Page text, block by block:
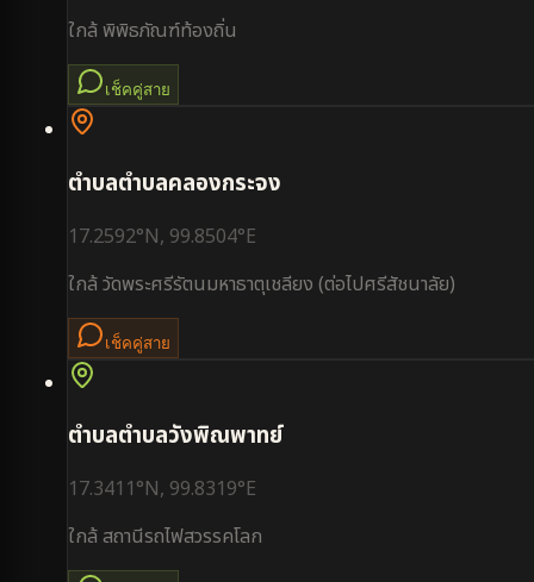
ใกล้พิพิธภัณฑ์ท้องถิ่น
เช็คคู่สาย
ตำบลตำบลคลองกระจง
17.2592°N, 99.8504°E
ใกล้วัดพระศรีรัตนมหาธาตุเชลียง (ต่อไปศรีสัชนาลัย)
เช็คคู่สาย
ตำบลตำบลวังพิณพาทย์
17.3411°N, 99.8319°E
ใกล้สถานีรถไฟสวรรคโลก